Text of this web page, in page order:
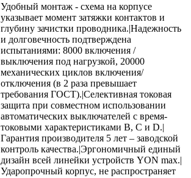
Удобный монтаж - схема на корпусе
указывает момент затяжки контактов и
глубину зачистки проводника.|Надежность
и долговечность подтверждена
испытаниями: 8000 включения /
выключения под нагрузкой, 20000
механических циклов включения/
отключения (в 2 раза превышает
требования ГОСТ).|Селективная токовая
защита при совместном использовании
автоматических выключателей с время-
токовыми характеристиками В, С и D.|
Гарантия производителя 5 лет – заводской
контроль качества.|Эргономичный единый
дизайн всей линейки устройств YON max.|
Ударопрочный корпус, не распространяет